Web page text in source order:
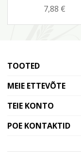
Hind
7,88 €
TOOTED
MEIE ETTEVÕTE
TEIE KONTO
POE KONTAKTID